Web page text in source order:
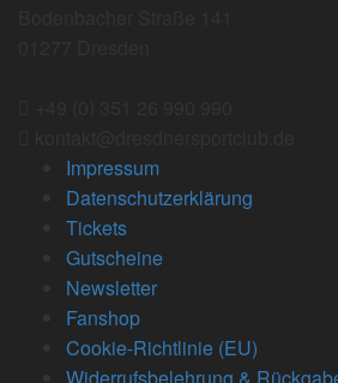
Impressum
Datenschutzerklärung
Tickets
Gutscheine
Newsletter
Fanshop
Cookie-Richtlinie (EU)
Widerrufsbelehrung &